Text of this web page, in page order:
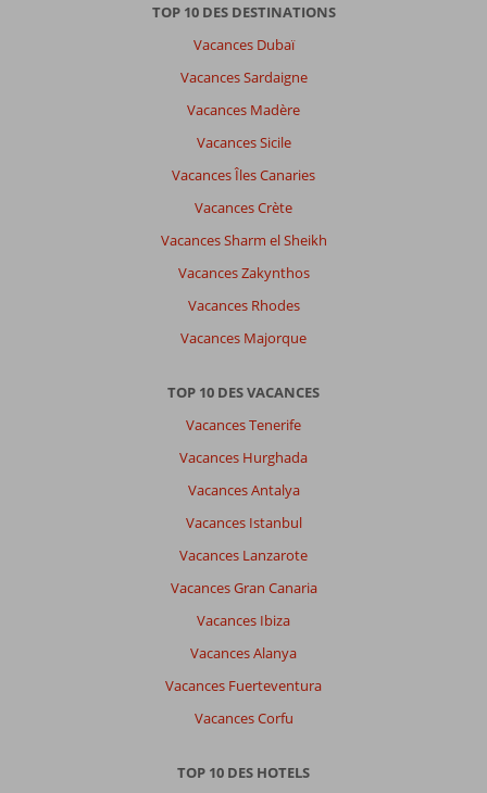
TOP 10 DES DESTINATIONS
Vacances Dubaï
Vacances Sardaigne
Vacances Madère
Vacances Sicile
Vacances Îles Canaries
Vacances Crète
Vacances Sharm el Sheikh
Vacances Zakynthos
Vacances Rhodes
Vacances Majorque
TOP 10 DES VACANCES
Vacances Tenerife
Vacances Hurghada
Vacances Antalya
Vacances Istanbul
Vacances Lanzarote
Vacances Gran Canaria
Vacances Ibiza
Vacances Alanya
Vacances Fuerteventura
Vacances Corfu
TOP 10 DES HOTELS